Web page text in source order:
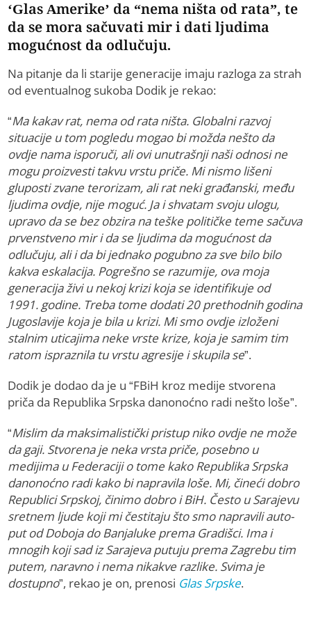
‘Glas Amerike’ da “nema ništa od rata”, te
da se mora sačuvati mir i dati ljudima
mogućnost da odlučuju.
Na pitanje da li starije generacije imaju razloga za strah
od eventualnog sukoba Dodik je rekao:
“Ma kakav rat, nema od rata ništa. Globalni razvoj
situacije u tom pogledu mogao bi možda nešto da
ovdje nama isporuči, ali ovi unutrašnji naši odnosi ne
mogu proizvesti takvu vrstu priče. Mi nismo lišeni
gluposti zvane terorizam, ali rat neki građanski, među
ljudima ovdje, nije moguć. Ja i shvatam svoju ulogu,
upravo da se bez obzira na teške političke teme sačuva
prvenstveno mir i da se ljudima da mogućnost da
odlučuju, ali i da bi jednako pogubno za sve bilo bilo
kakva eskalacija. Pogrešno se razumije, ova moja
generacija živi u nekoj krizi koja se identifikuje od
1991. godine. Treba tome dodati 20 prethodnih godina
Jugoslavije koja je bila u krizi. Mi smo ovdje izloženi
stalnim uticajima neke vrste krize, koja je samim tim
ratom ispraznila tu vrstu agresije i skupila se”.
Dodik je dodao da je u “FBiH kroz medije stvorena
priča da Republika Srpska danonoćno radi nešto loše”.
“Mislim da maksimalistički pristup niko ovdje ne može
da gaji. Stvorena je neka vrsta priče, posebno u
medijima u Federaciji o tome kako Republika Srpska
danonoćno radi kako bi napravila loše. Mi, čineći dobro
Republici Srpskoj, činimo dobro i BiH. Često u Sarajevu
sretnem ljude koji mi čestitaju što smo napravili auto-
put od Doboja do Banjaluke prema Gradišci. Ima i
mnogih koji sad iz Sarajeva putuju prema Zagrebu tim
putem, naravno i nema nikakve razlike. Svima je
dostupno”, rekao je on, prenosi Glas Srpske.